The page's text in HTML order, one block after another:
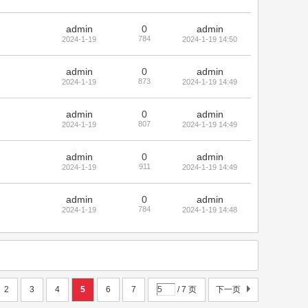
admin
2024-1-19
0
784
admin
2024-1-19 14:50
admin
2024-1-19
0
873
admin
2024-1-19 14:49
admin
2024-1-19
0
807
admin
2024-1-19 14:49
admin
2024-1-19
0
911
admin
2024-1-19 14:49
admin
2024-1-19
0
784
admin
2024-1-19 14:48
2 3 4 5 6 7 / 7 页 下一页